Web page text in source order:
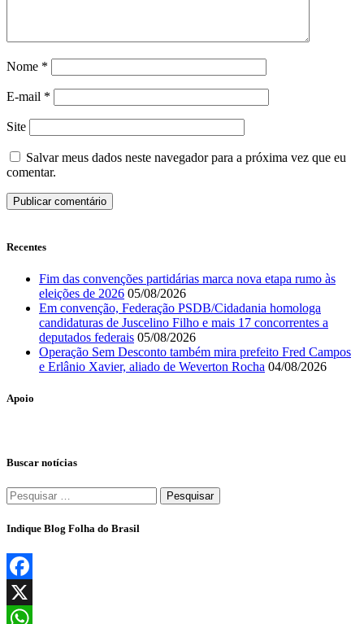
Nome *
E-mail *
Site
Salvar meus dados neste navegador para a próxima vez que eu
comentar.
Recentes
Fim das convenções partidárias marca nova etapa rumo às
eleições de 2026 05/08/2026
Em convenção, Federação PSDB/Cidadania homologa
candidaturas de Juscelino Filho e mais 17 concorrentes a
deputados federais 05/08/2026
Operação Sem Desconto também mira prefeito Fred Campos
e Erlânio Xavier, aliado de Weverton Rocha 04/08/2026
Apoio
Buscar notícias
Pesquisar
por:
Indique Blog Folha do Brasil
Facebook
X